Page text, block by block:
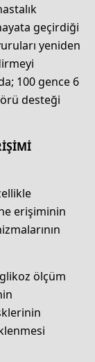
geçirdiği
yeniden
100 gence 6
desteği
erişiminin
ölçüm